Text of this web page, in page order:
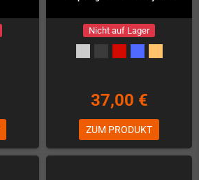
Nicht auf Lager
37,00 €
ZUM PRODUKT